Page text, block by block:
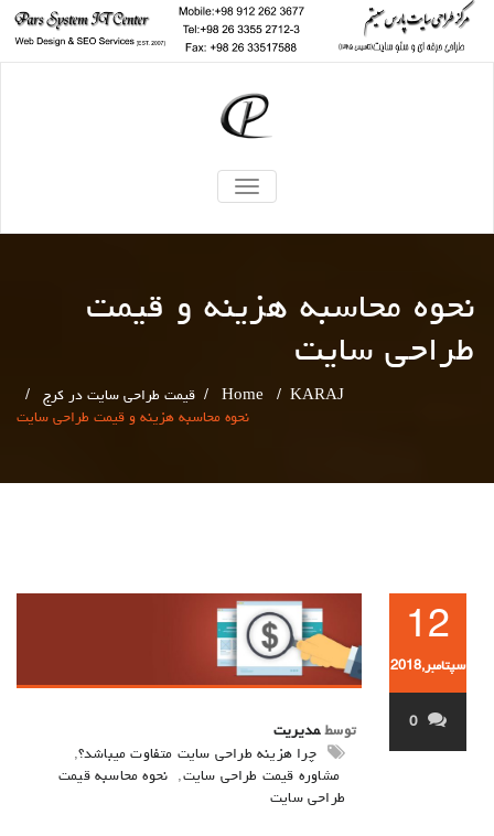
TOGGLE
NAVIGATION
نحوه محاسبه هزینه و قیمت
طراحی سایت
Home / KARAJ
/ قیمت طراحی سایت در کرج /
نحوه محاسبه هزینه و قیمت طراحی سایت
12
سپتامبر,2018
0
توسط مدیریت
چرا هزینه طراحی سایت متفاوت میباشد؟,
مشاوره قیمت طراحی سایت,
نحوه محاسبه قیمت
طراحی سایت